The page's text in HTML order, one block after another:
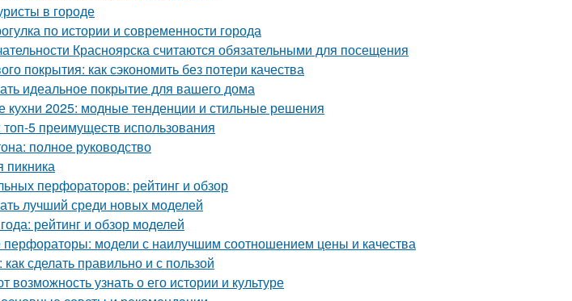
в городе
по истории и современности города
Красноярска считаются обязательными для посещения
покрытия: как сэкономить без потери качества
идеальное покрытие для вашего дома
2025: модные тенденции и стильные решения
5 преимуществ использования
полное руководство
пикника
перфораторов: рейтинг и обзор
лучший среди новых моделей
рейтинг и обзор моделей
модели с наилучшим соотношением цены и качества
сделать правильно и с пользой
возможность узнать о его истории и культуре